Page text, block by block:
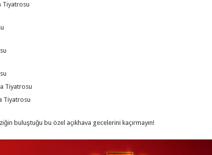
Tiyatrosu
Tiyatrosu
Tiyatrosu
buluştuğu bu özel açıkhava gecelerini kaçırmayın!